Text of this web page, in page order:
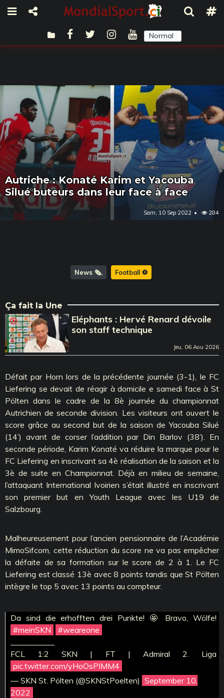
Normal
Autriche : Konaté Karim et Yacouba
Silué buteurs dans leur face à face
Sam, 10 Sep 2022 284
News 🗞️ Football ⚽️
Ça fait la Une
Eléphants : Hervé Renard dévoile
son staff technique
Jeu, 06 Aou 2026
Défait par Horn lors de la précédente journée (3-1), le FC
Liefering se devait de réagir à domicile e samedi face à St
Pölten dans le cadre de la 8è journée du championnat
Autrichien de seconde division. Les visiteurs ont ouvert le
score grâce au second but de la saison de Yacouba Silué
(14’) avant de corser l’addition par Din Barlov (38’). En
seconde période, Karim Konaté va réduire la marque pour le
FC Liefering en inscrivant sa 4è réalisation de la saison et la
3è de suite en Championnat. Déjà en milieu de semaine,
l’attaquant International Ivoirien s’était illustré en inscrivant
son premier but en Youth League avec les U19 de
Salzbourg.
Malheureusement pour l’ancien pensionnaire de l’Académie
MimoSifcom, cette réduction du score ne va pas empêcher
la défaite de sa formation sur le score de 2 à 1. Le FC
Liefering est classé 13è avec 8 points tandis que St Pölten
intègre le top 5 avec 13 points au compteur.
Da sind die erhofften drei Punkte! 🤩 Bravo, Wölfe!
#meinSKN
#weareone
FCL 1:2 SKN | FT | Admiral 2. Liga
pic.twitter.com/yHoOsPIMM4
— SKN St. Pölten (@SKNStPoelten) September 10,
2022